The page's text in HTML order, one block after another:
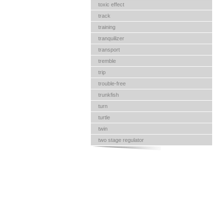
toxic effect
track
training
tranquilizer
transport
tremble
trip
trouble-free
trunkfish
turn
turtle
twin
two stage regulator